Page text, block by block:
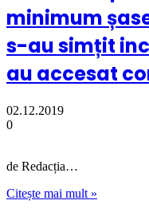
minimum
s-au simțit
au accesat
02.12.2019
0
de Redacția…
Citește mai mult »